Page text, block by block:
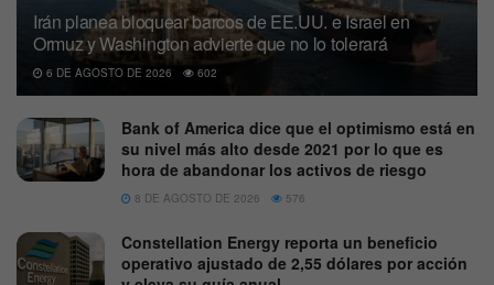
Irán planea bloquear barcos de EE.UU. e Israel en
Ormuz y Washington advierte que no lo tolerará
6 DE AGOSTO DE 2026 602
Bank of America dice que el optimismo está en
su nivel más alto desde 2021 por lo que es
hora de abandonar los activos de riesgo
8 DE AGOSTO DE 2026 576
Constellation Energy reporta un beneficio
operativo ajustado de 2,55 dólares por acción